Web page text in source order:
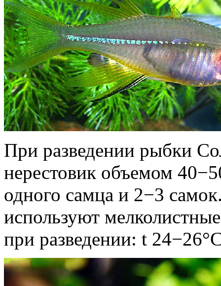
При разведении рыбки
нерестовик объемом
одного самца и 2−3
используют
при разведении: t